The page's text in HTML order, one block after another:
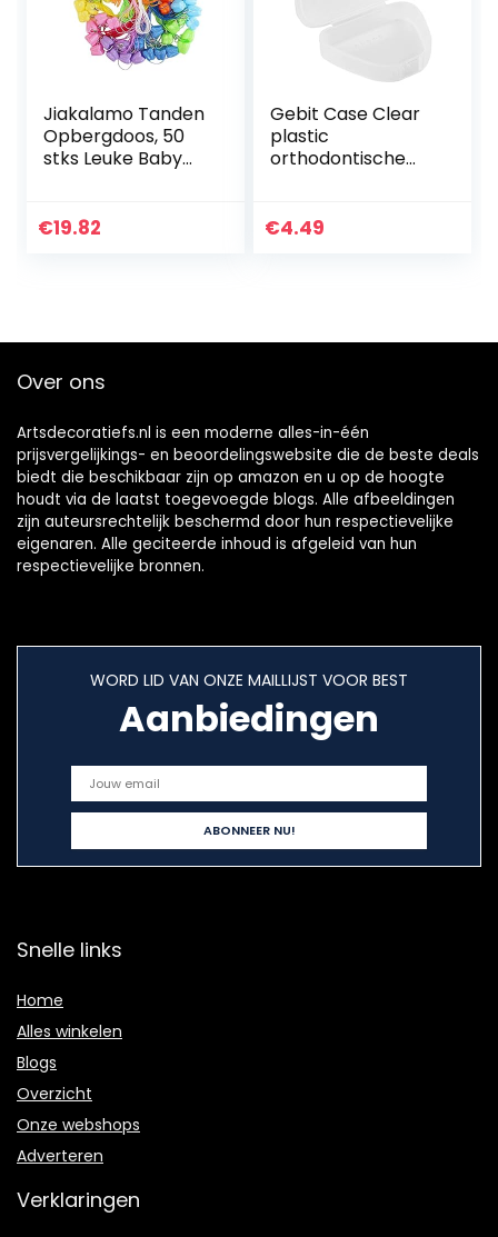
Jiakalamo Tanden
Opbergdoos, 50
stks Leuke Baby
Draagbare Kids
€19.82
Gebit Case Clear
plastic
orthodontische
opslag 1 stks wit,
€4.49
Over ons
Artsdecoratiefs.nl is een moderne alles-in-één
prijsvergelijkings- en beoordelingswebsite die de beste deals
biedt die beschikbaar zijn op amazon en u op de hoogte
houdt via de laatst toegevoegde blogs. Alle afbeeldingen
zijn auteursrechtelijk beschermd door hun respectievelijke
eigenaren. Alle geciteerde inhoud is afgeleid van hun
respectievelijke bronnen.
WORD LID VAN ONZE MAILLIJST VOOR BEST
Aanbiedingen
Snelle links
Home
Alles winkelen
Blogs
Overzicht
Onze webshops
Adverteren
Verklaringen